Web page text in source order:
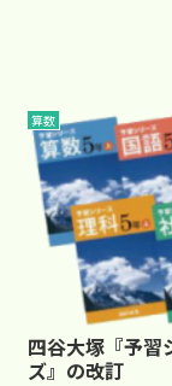
算数
四谷大塚『予習
ズ』の改訂